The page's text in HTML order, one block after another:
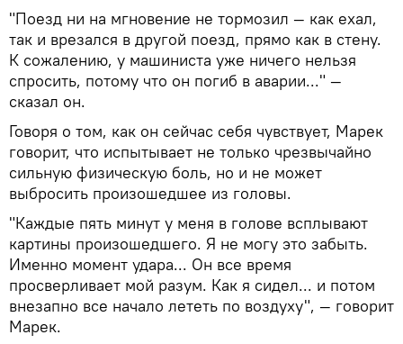
"Поезд ни на мгновение не тормозил — как ехал,
так и врезался в другой поезд, прямо как в стену.
К сожалению, у машиниста уже ничего нельзя
спросить, потому что он погиб в аварии..." —
сказал он.
Говоря о том, как он сейчас себя чувствует, Марек
говорит, что испытывает не только чрезвычайно
сильную физическую боль, но и не может
выбросить произошедшее из головы.
"Каждые пять минут у меня в голове всплывают
картины произошедшего. Я не могу это забыть.
Именно момент удара... Он все время
просверливает мой разум. Как я сидел... и потом
внезапно все начало лететь по воздуху", — говорит
Марек.